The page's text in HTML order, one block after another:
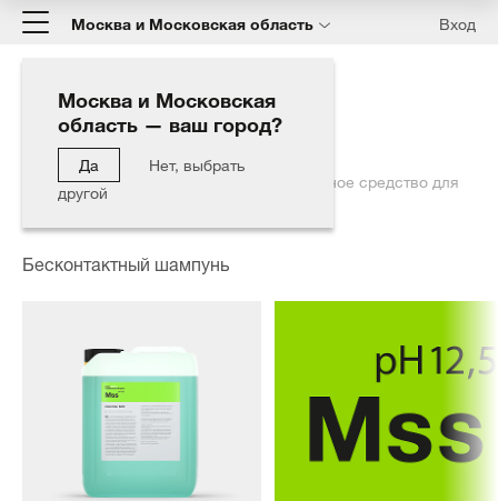
Москва и Московская область
Москва и Московская
область — ваш город?
Да
Нет, выбрать
другой
Вход
Главная Каталог Мойка автомобиля
Бесконтактный шампунь
MULTI STAR SIO2 - Бесконтактное щелочное средство для
предварительной мойки автомобиля
Бесконтактный шампунь